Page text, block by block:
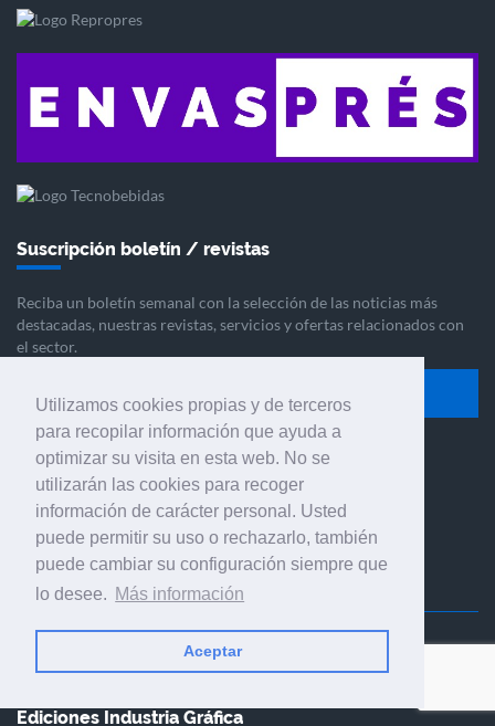
Utilizamos cookies propias y de terceros
para recopilar información que ayuda a
optimizar su visita en esta web. No se
utilizarán las cookies para recoger
información de carácter personal. Usted
puede permitir su uso o rechazarlo, también
puede cambiar su configuración siempre que
lo desee. Más información
Aceptar
Suscripción boletín / revistas
Reciba un boletín semanal con la selección de las noticias más
destacadas, nuestras revistas, servicios y ofertas relacionados con
el sector.
Síganos en
Servicios
Ediciones Industria Gráfica